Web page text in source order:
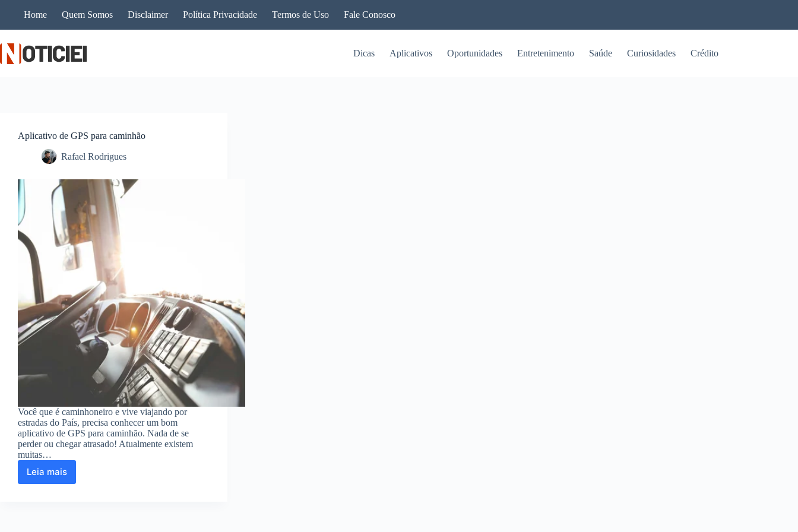
Home Quem Somos Disclaimer Política Privacidade Termos de Uso Fale Conosco
Dicas Aplicativos Oportunidades Entretenimento Saúde Curiosidades Crédito
Aplicativo de GPS para caminhão
Rafael Rodrigues
Você que é caminhoneiro e vive viajando por
estradas do País, precisa conhecer um bom
aplicativo de GPS para caminhão. Nada de se
perder ou chegar atrasado! Atualmente existem
muitas…
Leia maisAplicativo